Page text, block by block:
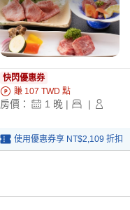
快閃優惠券
賺 107 TWD 點
房價： 1 晚 | |
使用優惠券享 NT$2,109 折扣